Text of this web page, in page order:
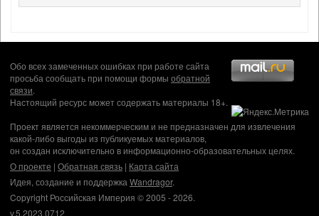
Обо всех замеченных ошибках при работе сайта
просьба сообщать при помощи формы обратной
связи.
Настоящий ресурс может содержать материалы 18+.
Проект является некоммерческим и не предназначен для извлечения
какой-либо выгоды из публикуемых материалов,
он создан исключительно в информационно-образовательных целях.
О проекте | Обратная связь | Карта сайта
Идея, создание и поддержка Wandragor.
Copyright Российская Империя © 2005 - 2026.
v.5.2023.0712